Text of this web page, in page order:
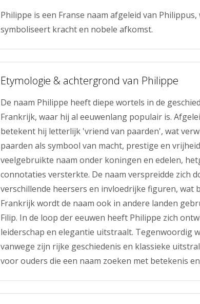
Philippe is een Franse naam afgeleid van
symboliseert kracht en nobele afkomst.
Etymologie & achtergrond van Philippe
De naam Philippe heeft diepe wortels in de
Frankrijk, waar hij al eeuwenlang populair is.
betekent hij letterlijk 'vriend van paarden', wat
paarden als symbool van macht, prestige en
veelgebruikte naam onder koningen en edelen,
connotaties versterkte. De naam verspreidde zich
verschillende heersers en invloedrijke figuren, wat
Frankrijk wordt de naam ook in andere landen
Filip. In de loop der eeuwen heeft Philippe zich
leiderschap en elegantie uitstraalt. Tegenwoordig
vanwege zijn rijke geschiedenis en klassieke
voor ouders die een naam zoeken met betekenis